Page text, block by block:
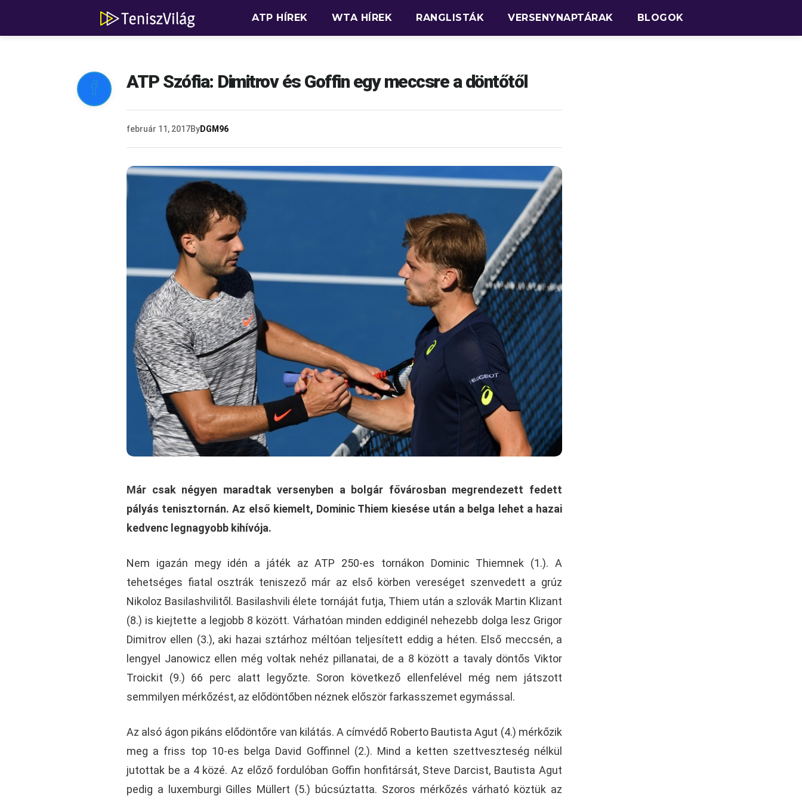
ATP HÍREK WTA HÍREK RANGLISTÁK VERSENYNAPTÁRAK BLOGOK
 ATP Szófia: Dimitrov és Goffin egy meccsre a döntőtől
február 11, 2017ByDGM96
Már csak négyen maradtak versenyben a bolgár fővárosban megrendezett fedett
pályás tenisztornán. Az első kiemelt, Dominic Thiem kiesése után a belga lehet a hazai
kedvenc legnagyobb kihívója.
Nem igazán megy idén a játék az ATP 250-es tornákon Dominic Thiemnek (1.). A
tehetséges fiatal osztrák teniszező már az első körben vereséget szenvedett a grúz
Nikoloz Basilashvilitől. Basilashvili élete tornáját futja, Thiem után a szlovák Martin Klizant
(8.) is kiejtette a legjobb 8 között. Várhatóan minden eddiginél nehezebb dolga lesz Grigor
Dimitrov ellen (3.), aki hazai sztárhoz méltóan teljesített eddig a héten. Első meccsén, a
lengyel Janowicz ellen még voltak nehéz pillanatai, de a 8 között a tavaly döntős Viktor
Troickit (9.) 66 perc alatt legyőzte. Soron következő ellenfelével még nem játszott
semmilyen mérkőzést, az elődöntőben néznek először farkasszemet egymással.
Az alsó ágon pikáns elődöntőre van kilátás. A címvédő Roberto Bautista Agut (4.) mérkőzik
meg a friss top 10-es belga David Goffinnel (2.). Mind a ketten szettveszteség nélkül
jutottak be a 4 közé. Az előző fordulóban Goffin honfitársát, Steve Darcist, Bautista Agut
pedig a luxemburgi Gilles Müllert (5.) búcsúztatta. Szoros mérkőzés várható köztük az